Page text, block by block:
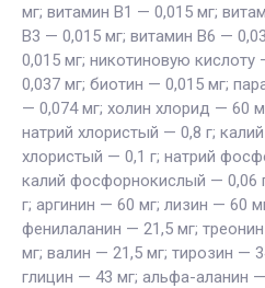
мг; витамин В1 — 0,015 мг;
В3 — 0,015 мг; витамин В6 —
0,015 мг; никотиновую
0,037 мг; биотин — 0,015 мг;
— 0,074 мг; холин хлорид — 60
натрий хлористый — 0,8 г;
хлористый — 0,1 г; натрий
калий фосфорнокислый — 0,06
г; аргинин — 60 мг; лизин — 60
фенилаланин — 21,5 мг;
мг; валин — 21,5 мг; тирозин —
глицин — 43 мг; альфа-аланин